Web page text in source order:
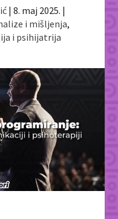
| 8. maj 2025. |
i mišljenja,
i psihijatrija